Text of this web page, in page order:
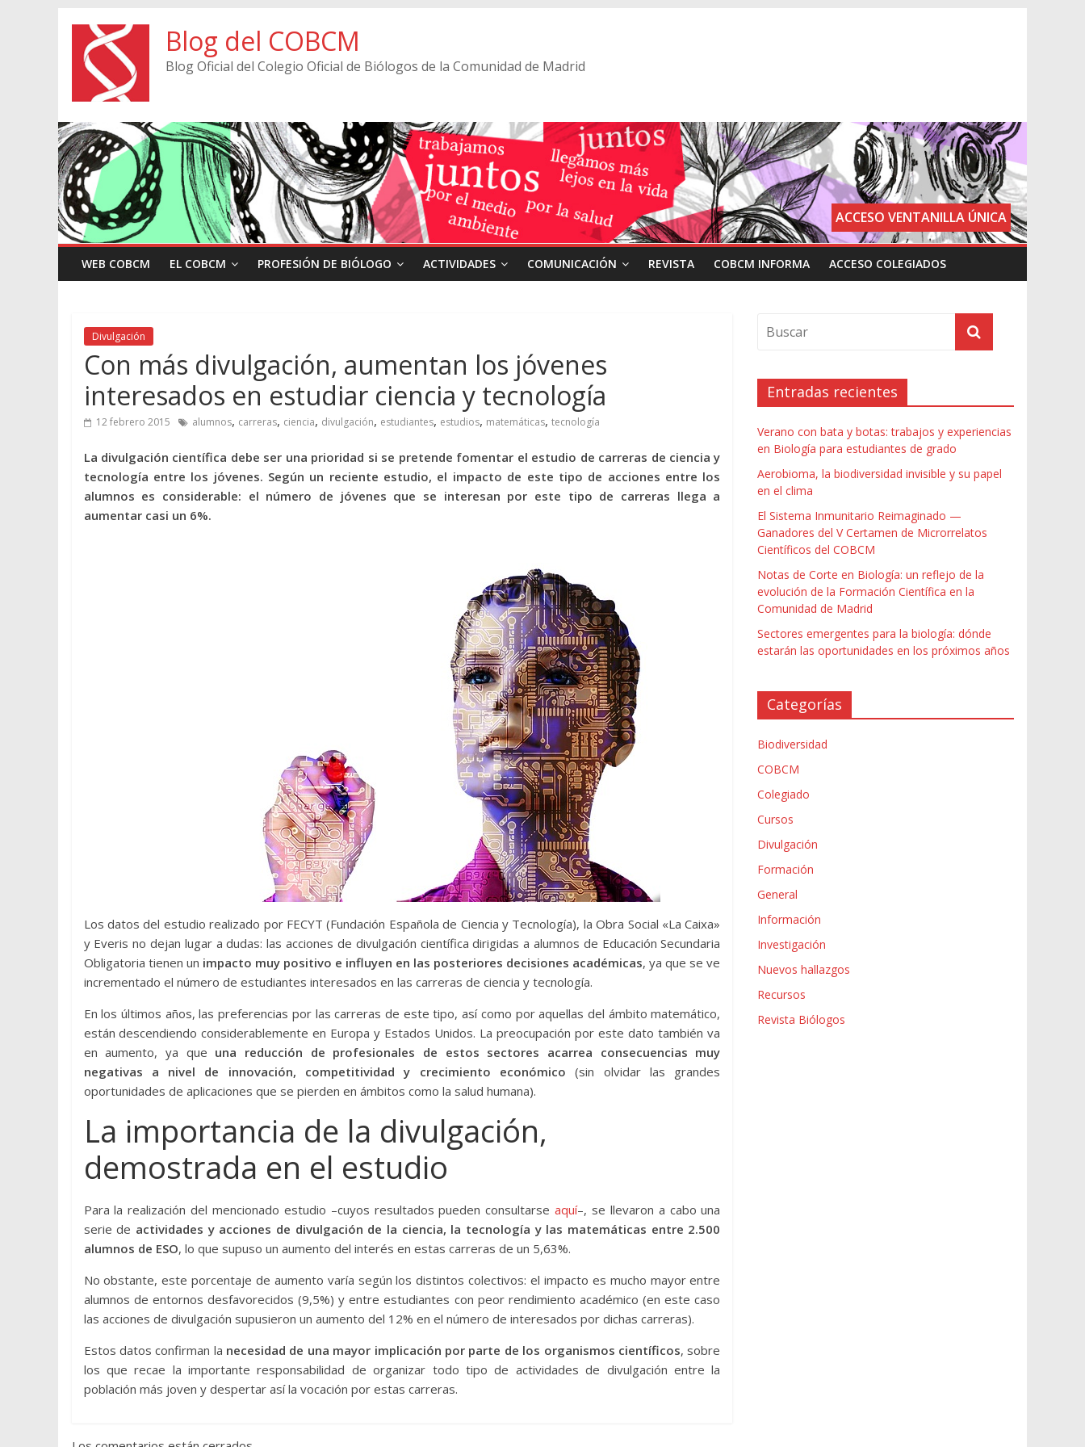
Blog del COBCM
Blog Oficial del Colegio Oficial de Biólogos de la Comunidad de Madrid
ACCESO VENTANILLA ÚNICA
WEB COBCM EL COBCM PROFESIÓN DE BIÓLOGO ACTIVIDADES COMUNICACIÓN REVISTA COBCM INFORMA ACCESO COLEGIADOS
Divulgación
Con más divulgación, aumentan los jóvenes
interesados en estudiar ciencia y tecnología
12 febrero 2015 alumnos, carreras, ciencia, divulgación, estudiantes, estudios, matemáticas, tecnología
La divulgación científica debe ser una prioridad si se pretende fomentar el estudio de carreras de ciencia y
tecnología entre los jóvenes. Según un reciente estudio, el impacto de este tipo de acciones entre los
alumnos es considerable: el número de jóvenes que se interesan por este tipo de carreras llega a
aumentar casi un 6%.
Los datos del estudio realizado por FECYT (Fundación Española de Ciencia y Tecnología), la Obra Social «La Caixa»
y Everis no dejan lugar a dudas: las acciones de divulgación científica dirigidas a alumnos de Educación Secundaria
Obligatoria tienen un impacto muy positivo e influyen en las posteriores decisiones académicas, ya que se ve
incrementado el número de estudiantes interesados en las carreras de ciencia y tecnología.
En los últimos años, las preferencias por las carreras de este tipo, así como por aquellas del ámbito matemático,
están descendiendo considerablemente en Europa y Estados Unidos. La preocupación por este dato también va
en aumento, ya que una reducción de profesionales de estos sectores acarrea consecuencias muy
negativas a nivel de innovación, competitividad y crecimiento económico (sin olvidar las grandes
oportunidades de aplicaciones que se pierden en ámbitos como la salud humana).
La importancia de la divulgación,
demostrada en el estudio
Para la realización del mencionado estudio –cuyos resultados pueden consultarseaquí–, se llevaron a cabo una
serie de actividades y acciones de divulgación de la ciencia, la tecnología y las matemáticas entre 2.500
alumnos de ESO, lo que supuso un aumento del interés en estas carreras de un 5,63%.
No obstante, este porcentaje de aumento varía según los distintos colectivos: el impacto es mucho mayor entre
alumnos de entornos desfavorecidos (9,5%) y entre estudiantes con peor rendimiento académico (en este caso
las acciones de divulgación supusieron un aumento del 12% en el número de interesados por dichas carreras).
Estos datos confirman la necesidad de una mayor implicación por parte de los organismos científicos, sobre
los que recae la importante responsabilidad de organizar todo tipo de actividades de divulgación entre la
población más joven y despertar así la vocación por estas carreras.
Entradas recientes
Verano con bata y botas: trabajos y experiencias
en Biología para estudiantes de grado
Aerobioma, la biodiversidad invisible y su papel
en el clima
El Sistema Inmunitario Reimaginado —
Ganadores del V Certamen de Microrrelatos
Científicos del COBCM
Notas de Corte en Biología: un reflejo de la
evolución de la Formación Científica en la
Comunidad de Madrid
Sectores emergentes para la biología: dónde
estarán las oportunidades en los próximos años
Categorías
Biodiversidad
COBCM
Colegiado
Cursos
Divulgación
Formación
General
Información
Investigación
Nuevos hallazgos
Recursos
Revista Biólogos